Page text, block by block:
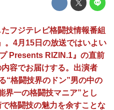
フジテレビ格闘技情報番組
。4月15日の放送ではいよい
Presents RIZIN.1』の直前
容でお届けする。出演者
“格闘技界のドン”男の中の
界一の格闘技マニア”とし
格闘技の魅力を余すことな